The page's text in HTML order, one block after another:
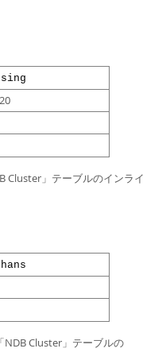
Cluster」テーブルのインライ
Cluster」テーブルの